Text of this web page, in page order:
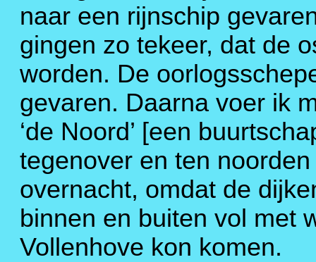
naar een rijnschip
gingen zo tekeer, dat de
worden. De
gevaren. Daarna voer ik
‘de Noord’ [een
tegenover en ten
overnacht, omdat de
binnen en buiten vol met
Vollenhove kon komen.